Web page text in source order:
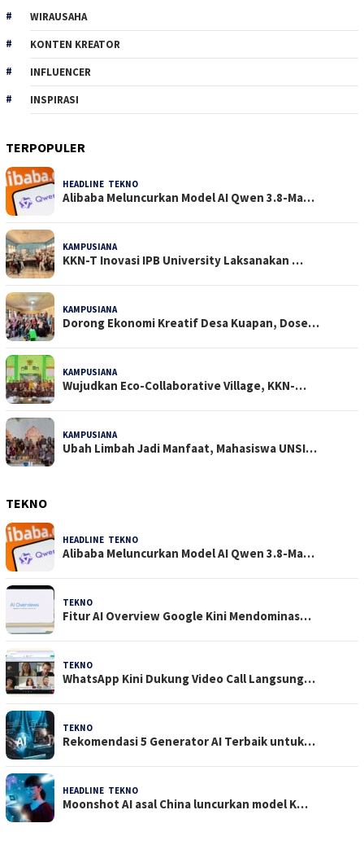
WIRAUSAHA
KONTEN KREATOR
INFLUENCER
INSPIRASI
TERPOPULER
HEADLINE TEKNO
Alibaba Meluncurkan Model AI Qwen 3.8-Ma…
KAMPUSIANA
KKN-T Inovasi IPB University Laksanakan …
KAMPUSIANA
Dorong Ekonomi Kreatif Desa Kuapan, Dose…
KAMPUSIANA
Wujudkan Eco-Collaborative Village, KKN-…
KAMPUSIANA
Ubah Limbah Jadi Manfaat, Mahasiswa UNSI…
TEKNO
HEADLINE TEKNO
Alibaba Meluncurkan Model AI Qwen 3.8-Ma…
TEKNO
Fitur AI Overview Google Kini Mendominas…
TEKNO
WhatsApp Kini Dukung Video Call Langsung…
TEKNO
Rekomendasi 5 Generator AI Terbaik untuk…
HEADLINE TEKNO
Moonshot AI asal China luncurkan model K…